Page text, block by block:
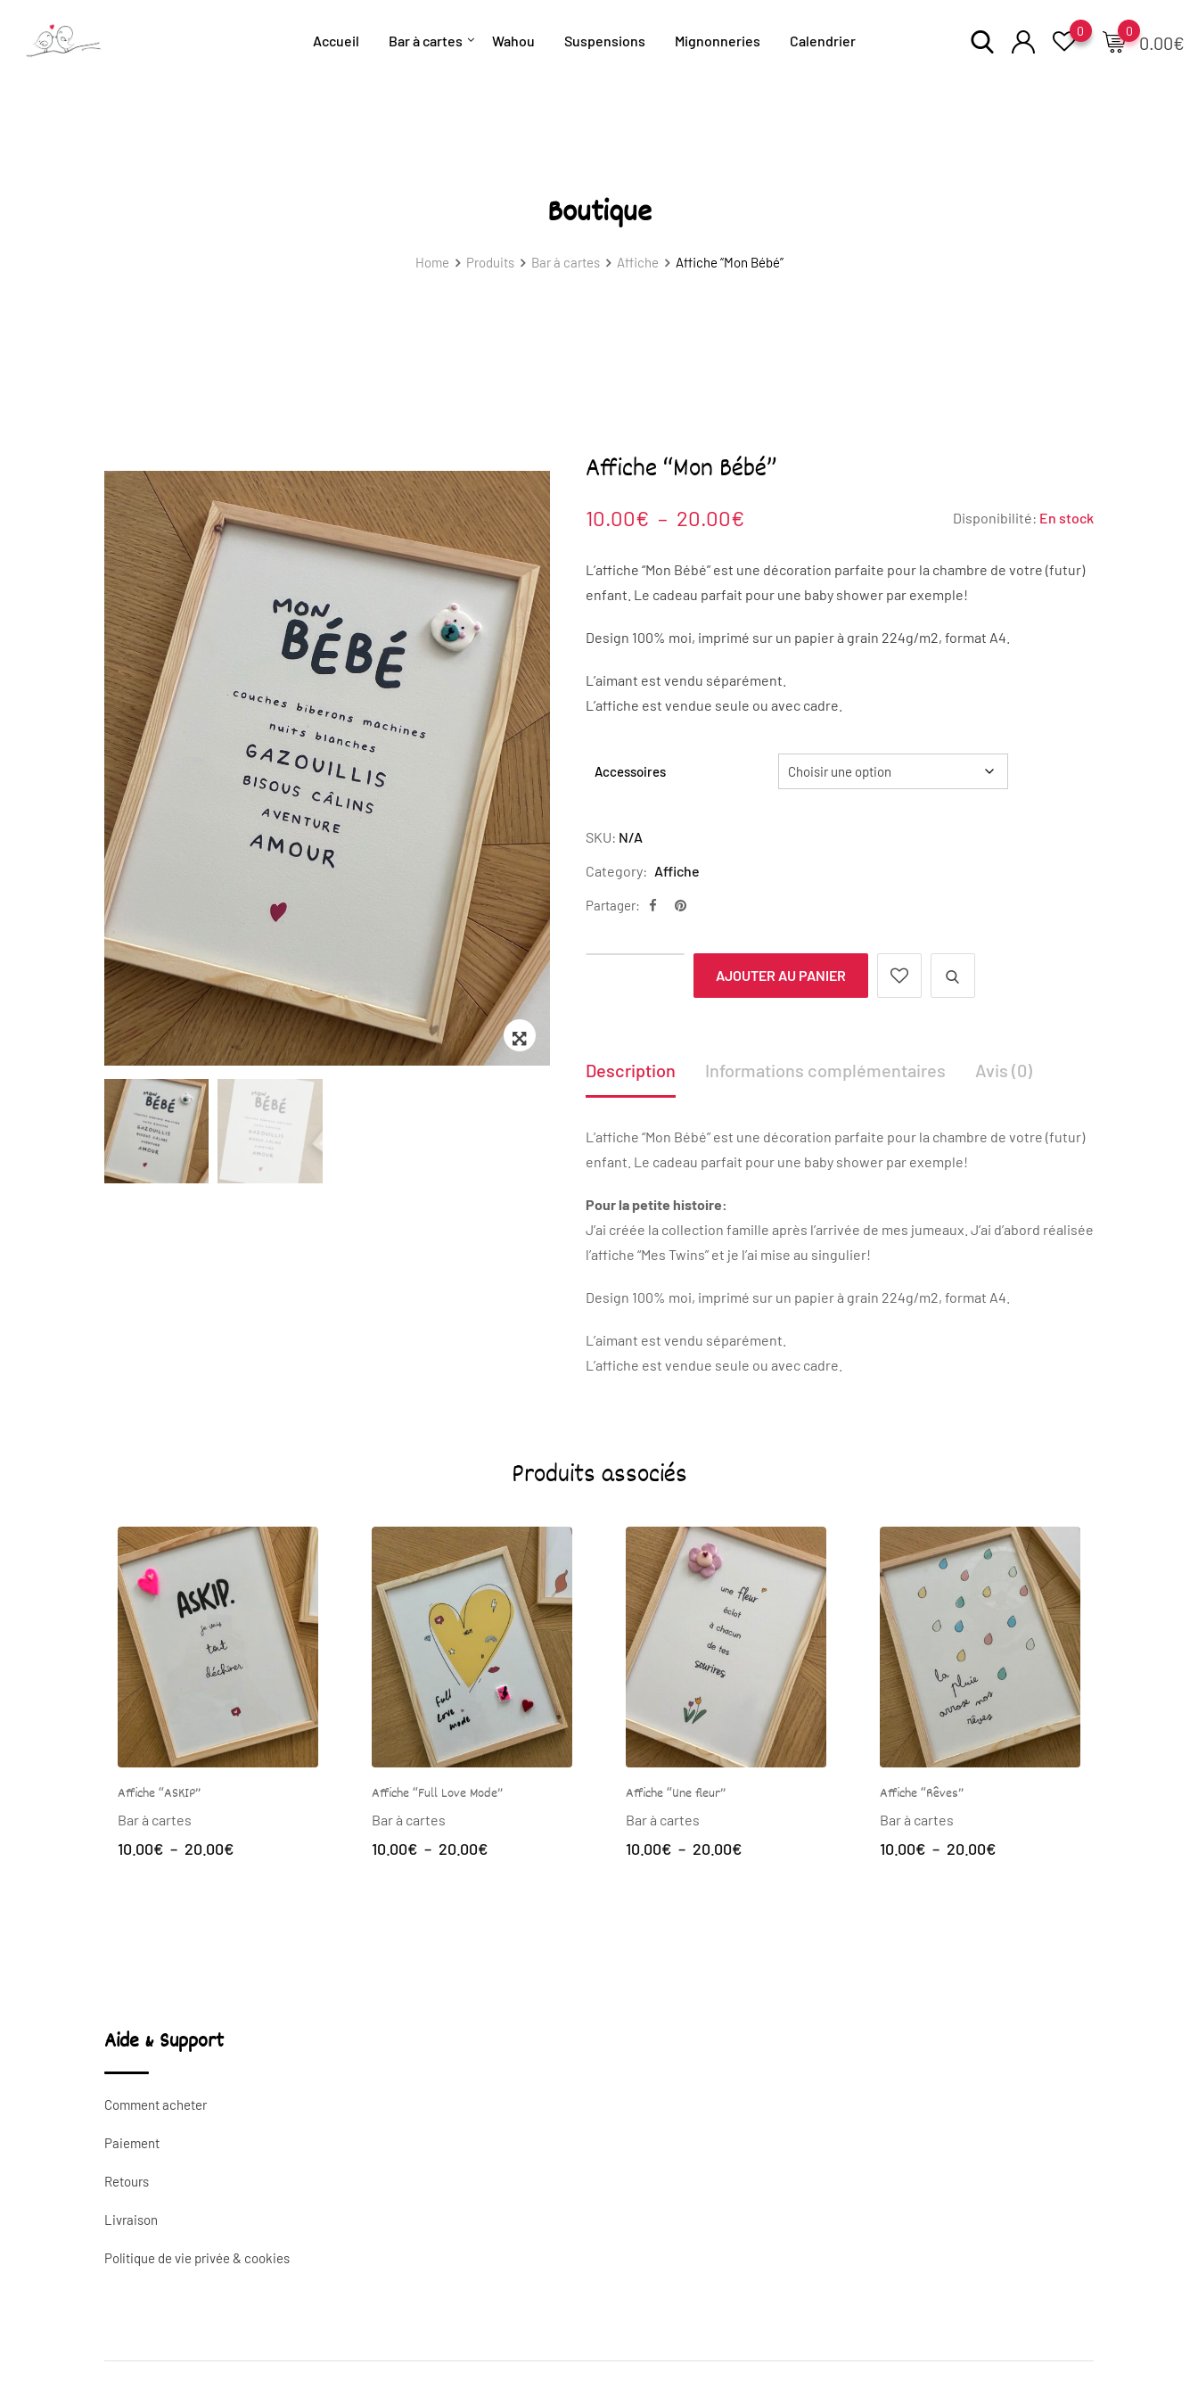
content
Accueil Bar à cartes Wahou Suspensions Mignonneries Calendrier 0.00€
0
0
Boutique
Home Produits Bar à cartes Affiche Affiche “Mon Bébé”
Zoom
Affiche “Mon Bébé”
10.00€ – 20.00€Plage
prix :
10.00€
20.00€
Disponibilité: En stock
L’affiche “Mon Bébé” est une décoration parfaite pour la chambre de votre (futur)
enfant. Le cadeau parfait pour une baby shower par exemple!
Design 100% moi, imprimé sur un papier à grain 224g/m2, format A4.
L’aimant est vendu séparément.
L’affiche est vendue seule ou avec cadre.
Accessoires
SKU: N/A
Category: Affiche
Partager:
AJOUTER AU PANIER
Description Informations complémentaires Avis (0)
L’affiche “Mon Bébé” est une décoration parfaite pour la chambre de votre (futur)
enfant. Le cadeau parfait pour une baby shower par exemple!
Pour la petite histoire:
J’ai créée la collection famille après l’arrivée de mes jumeaux. J’ai d’abord réalisée
l’affiche “Mes Twins” et je l’ai mise au singulier!
Design 100% moi, imprimé sur un papier à grain 224g/m2, format A4.
L’aimant est vendu séparément.
L’affiche est vendue seule ou avec cadre.
Produits associés
Affiche “ASKIP”
Bar à cartes
10.00€ – 20.00€Plage
Affiche “Full Love Mode”
Bar à cartes
10.00€ – 20.00€Plage
Affiche “Une fleur”
Bar à cartes
10.00€ – 20.00€Plage
Affiche “Rêves”
Bar à cartes
10.00€ – 20.00€Plage
Aide & Support
Comment acheter
Paiement
Retours
Livraison
Politique de vie privée & cookies